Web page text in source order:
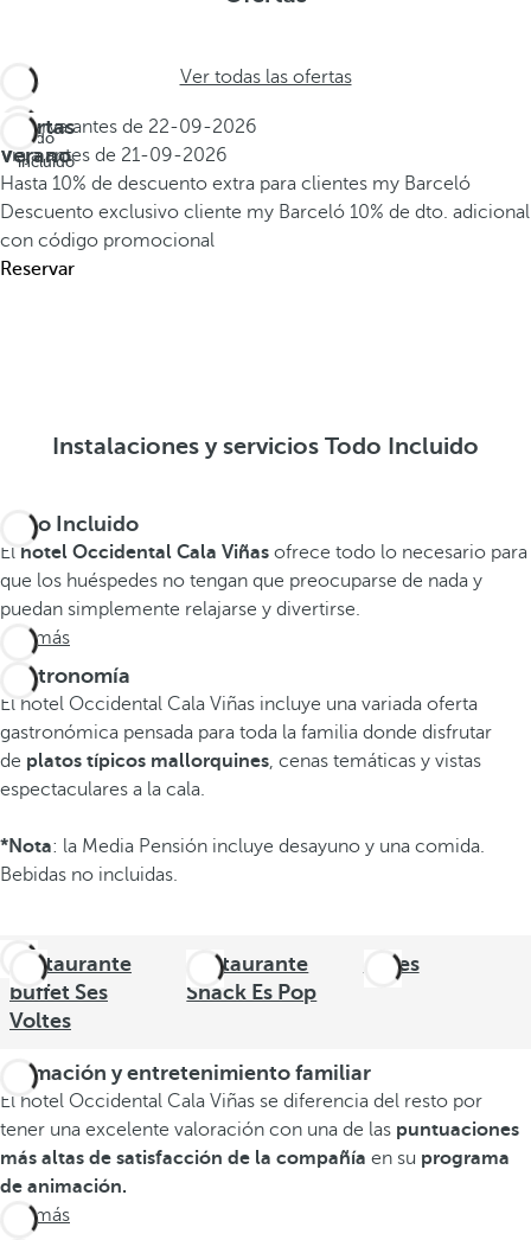
Ver todas las ofertas
Ofertas
Verano
Todo
incluido
Reserva antes de 22-09-2026
Viaja antes de 21-09-2026
Hasta 10% de descuento extra para clientes my Barceló
Descuento exclusivo cliente my Barceló 10% de dto. adicional
con código promocional
Reservar
Instalaciones y servicios Todo Incluido
Todo Incluido
El hotel Occidental Cala Viñas ofrece todo lo necesario para
que los huéspedes no tengan que preocuparse de nada y
puedan simplemente relajarse y divertirse.
Ver más
Gastronomía
El hotel Occidental Cala Viñas incluye una variada oferta
gastronómica pensada para toda la familia donde disfrutar
de platos típicos mallorquines, cenas temáticas y vistas
espectaculares a la cala.
*Nota: la Media Pensión incluye desayuno y una comida.
Bebidas no incluidas.
Restaurante
buffet Ses
Voltes
Restaurante
Snack Es Pop
Bares
Animación y entretenimiento familiar
El hotel Occidental Cala Viñas se diferencia del resto por
tener una excelente valoración con una de las puntuaciones
más altas de satisfacción de la compañía en su programa
de animación.
Ver más